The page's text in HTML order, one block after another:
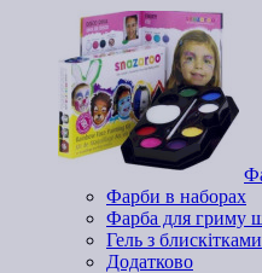
Фарби в наборах
Фарба для гриму
Гель з блискітками
Додатково